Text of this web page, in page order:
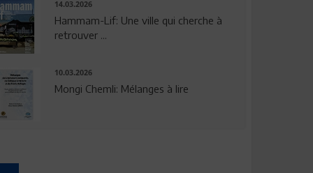
14.03.2026
Hammam-Lif: Une ville qui cherche à
retrouver ...
10.03.2026
Mongi Chemli: Mélanges à lire